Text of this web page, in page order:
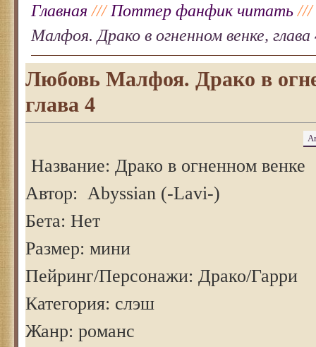
Главная /// Поттер фанфик читать///
Малфоя. Драко в огненном венке, глава
Любовь Малфоя. Драко в
глава 4
Название: Драко в огненном венке
Автор: Abyssian (-Lavi-)
Бета: Нет
Размер: мини
Пейринг/Персонажи: Драко/Гарри
Категория: слэш
Жанр: романс